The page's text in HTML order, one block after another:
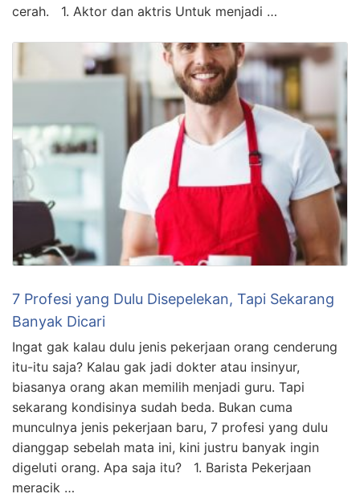
cerah. 1. Aktor dan aktris Untuk menjadi …
7 Profesi yang Dulu Disepelekan, Tapi Sekarang
Banyak Dicari
Ingat gak kalau dulu jenis pekerjaan orang cenderung
itu-itu saja? Kalau gak jadi dokter atau insinyur,
biasanya orang akan memilih menjadi guru. Tapi
sekarang kondisinya sudah beda. Bukan cuma
munculnya jenis pekerjaan baru, 7 profesi yang dulu
dianggap sebelah mata ini, kini justru banyak ingin
digeluti orang. Apa saja itu? 1. Barista Pekerjaan
meracik …